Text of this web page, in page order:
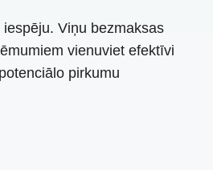
Viņu bezmaksas
vienuviet efektīvi
pirkumu